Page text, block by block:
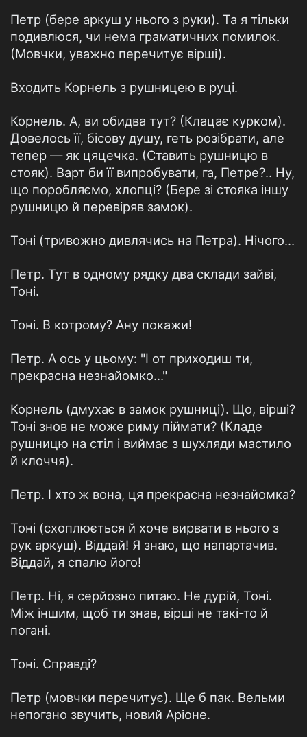
Петр (бере аркуш у нього з руки). Та я тільки
подивлюся, чи нема граматичних помилок.
(Мовчки, уважно перечитує вірші).
Входить Корнель з рушницею в руці.
Корнель. А, ви обидва тут? (Клацає курком).
Довелось її, бісову душу, геть розібрати, але
тепер — як цяцечка. (Ставить рушницю в
стояк). Варт би її випробувати, га, Петре?.. Ну,
що поробляємо, хлопці? (Бере зі стояка іншу
рушницю й перевіряв замок).
Тоні (тривожно дивлячись на Петра). Нічого…
Петр. Тут в одному рядку два склади зайві,
Тоні.
Тоні. В котрому? Ану покажи!
Петр. А ось у цьому: "І от приходиш ти,
прекрасна незнайомко…"
Корнель (дмухає в замок рушниці). Що, вірші?
Тоні знов не може риму піймати? (Кладе
рушницю на стіл і виймає з шухляди мастило
й клоччя).
Петр. І хто ж вона, ця прекрасна незнайомка?
Тоні (схоплюється й хоче вирвати в нього з
рук аркуш). Віддай! Я знаю, що напартачив.
Віддай, я спалю його!
Петр. Ні, я серйозно питаю. Не дурій, Тоні.
Між іншим, щоб ти знав, вірші не такі-то й
погані.
Тоні. Справді?
Петр (мовчки перечитує). Ще б пак. Вельми
непогано звучить, новий Аріоне.